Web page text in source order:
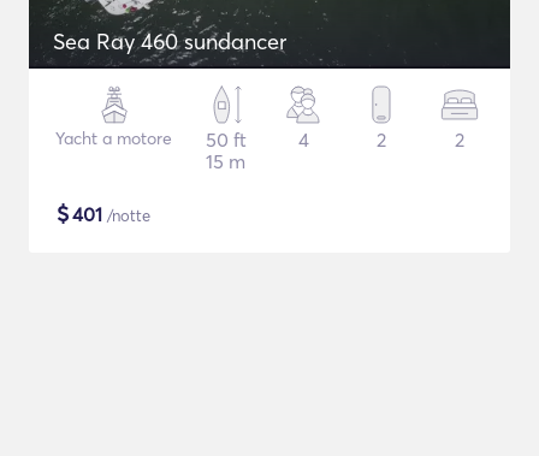
Sea Ray 460 sundancer
Yacht a motore
50 ft
15 m
4 2 2
$401 /notte